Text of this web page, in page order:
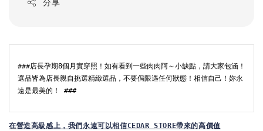
分享
###店長孕期8個月實穿照！如有看到一些肉肉阿～小缺點，請大家包涵！
選品皆為店長親自挑選精緻選品，不要侷限遇任何狀態！相信自己！妳永
遠是最美的！ ###
在營造高級感上，我們永遠可以相信CEDAR STORE帶來的高價值